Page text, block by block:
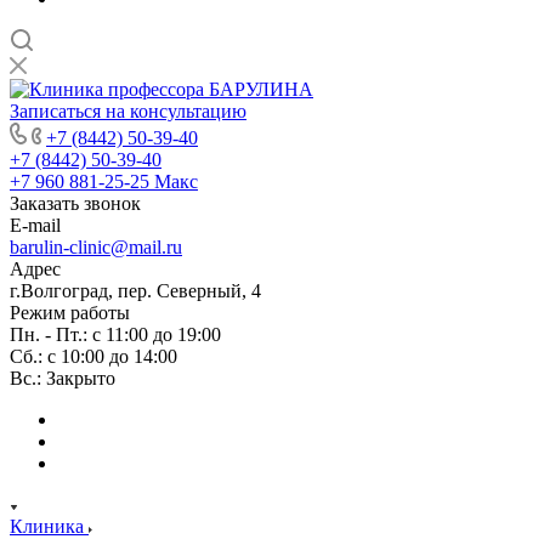
Записаться на консультацию
+7 (8442) 50-39-40
+7 (8442) 50-39-40
+7 960 881-25-25 Макс
Заказать звонок
E-mail
barulin-clinic@mail.ru
Адрес
г.Волгоград, пер. Северный, 4
Режим работы
Пн. - Пт.: с 11:00 до 19:00
Сб.: с 10:00 до 14:00
Вс.: Закрыто
Клиника